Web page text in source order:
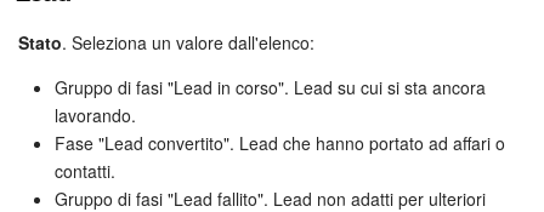
Generatore BI
Bitrix24 Market
Stato. Seleziona un valore dall'elenco:
Gruppo di fasi "Lead in corso". Lead su cui si sta ancora
lavorando.
Fase "Lead convertito". Lead che hanno portato ad affari o
contatti.
Gruppo di fasi "Lead fallito". Lead non adatti per ulteriori